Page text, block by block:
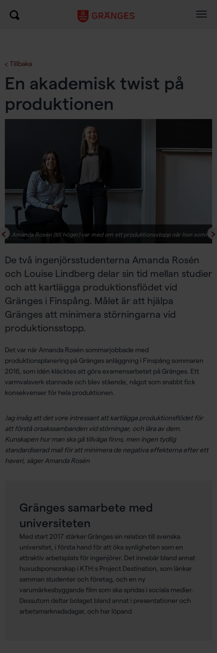
Tillbaka
En akademisk twist på
produktionen
Amanda Rosén (till höger) var med om ett produktionsstopp när hon
De två ingenjörsstudenterna Amanda Rosén
och Louise Lindberg delar sin tid mellan studier
och att kartlägga produktionsflödet vid
Gränges i Finspång. Målet är att hjälpa
Gränges att minimera störningarna vid
produktionsstopp.
Det var när Amanda Rosén sommarjobbade med
produktionsplanering på Gränges anläggning i Finspång sommaren
2016, som idén kläcktes att göra examensarbetet på Gränges. Ett
varmvalsverk stannade och blev stående, något som snabbt fick
konsekvenser för hela produktionen.
Jag insåg att det vore intressant att kartlägga produktionsflödet för
att förstå orsakssambanden vid störningar, och lära av dem.
Kunskapen hur man ska gå tillväga finns, men ingen tydlig
standardiserad mall för att minimera de negativa effekterna efter ett
haveri, säger Amanda Rosén
Gränges samarbete med
universiteten
Med start 2017 stärker Gränges sin relation till svenska
universitet, i första hand för att öka synligheten som en
attraktiv arbetsplats för ingenjörer. Det innebär bland annat
huvudsponsorskap i KTH:s Project Destination, som länkar
samman studenter och företag, och en ny
varumärkesbyggande film som ska spridas i sociala medier.
Dessutom deltar bolaget bland annat i presentationer och
arbetsmarknadsdagar, och har löpand